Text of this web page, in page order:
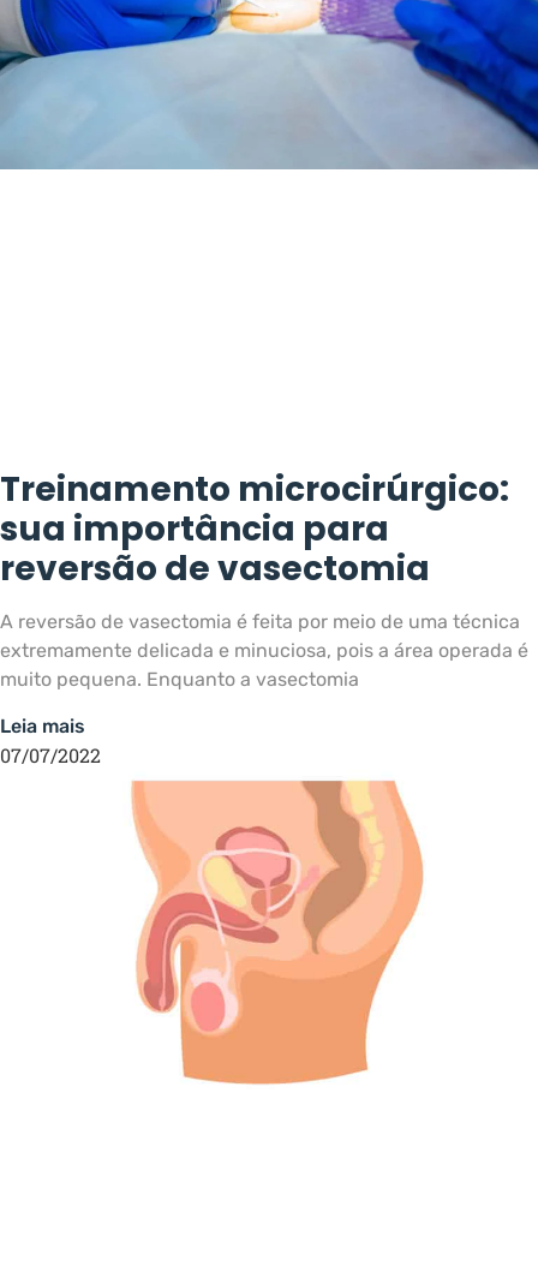
Treinamento microcirúrgico:
sua importância para
reversão de vasectomia
A reversão de vasectomia é feita por meio de uma técnica
extremamente delicada e minuciosa, pois a área operada é
muito pequena. Enquanto a vasectomia
Leia mais
07/07/2022